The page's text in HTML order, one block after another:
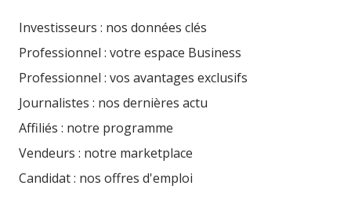
Investisseurs : nos données clés
Professionnel : votre espace Business
Professionnel : vos avantages exclusifs
Journalistes : nos dernières actu
Affiliés : notre programme
Vendeurs : notre marketplace
Candidat : nos offres d'emploi